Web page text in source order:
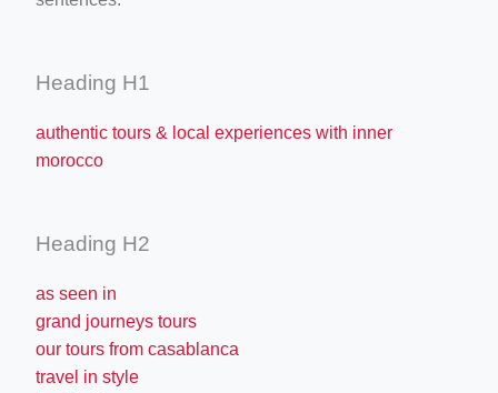
Heading H1
authentic tours & local experiences with inner
morocco
Heading H2
as seen in
grand journeys tours
our tours from casablanca
travel in style